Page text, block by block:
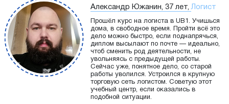
Александр Южанин, 37 лет,Логист
Прошёл курс на логиста в UB1. Учишься
дома, в свободное время. Пройти всё это
дело можно быстро, если поднапрячься,
диплом высылают по почте — идеально,
чтоб сменить род деятельности, не
увольняясь с предыдущей работы.
Сейчас уже, понятное дело, со старой
работы уволился. Устроился в крупную
торговую сеть логистом. Советую этот
учебный центр, если оказались в
подобной ситуации.